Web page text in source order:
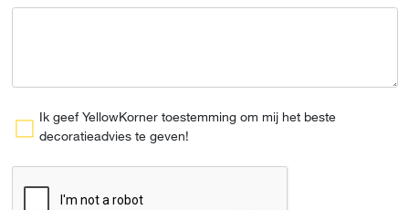
Ik geef YellowKorner toestemming om mij het beste
decoratieadvies te geven!